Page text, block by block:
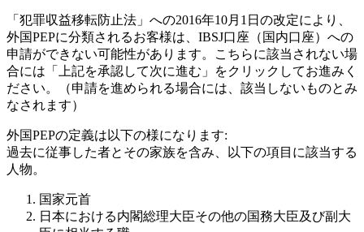
「犯罪収益移転防止法」への2016年10月1日の改定により、
外国PEPに分類されるお客様は、IBSJ口座（国内口座）への
申請ができない可能性があります。こちらに該当されない場
合には「上記を承認して次に進む」をクリックしてお進みく
ださい。（申請を進められる場合には、該当しないものとみ
なされます）
外国PEPの定義は以下の様になります:
過去に従事した者とその家族を含み、以下の項目に該当する
人物。
国家元首
日本における内閣総理大臣その他の国務大臣及び副大